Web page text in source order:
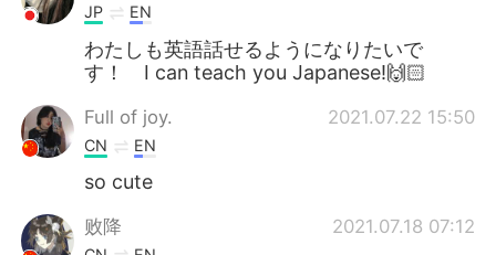
JP EN
わたしも英語話せるようになりたいで
す！ I can teach you Japanese!🙌🏻
Full of joy. 2021.07.22 15:50
CN EN
so cute
败降 2021.07.18 07:12